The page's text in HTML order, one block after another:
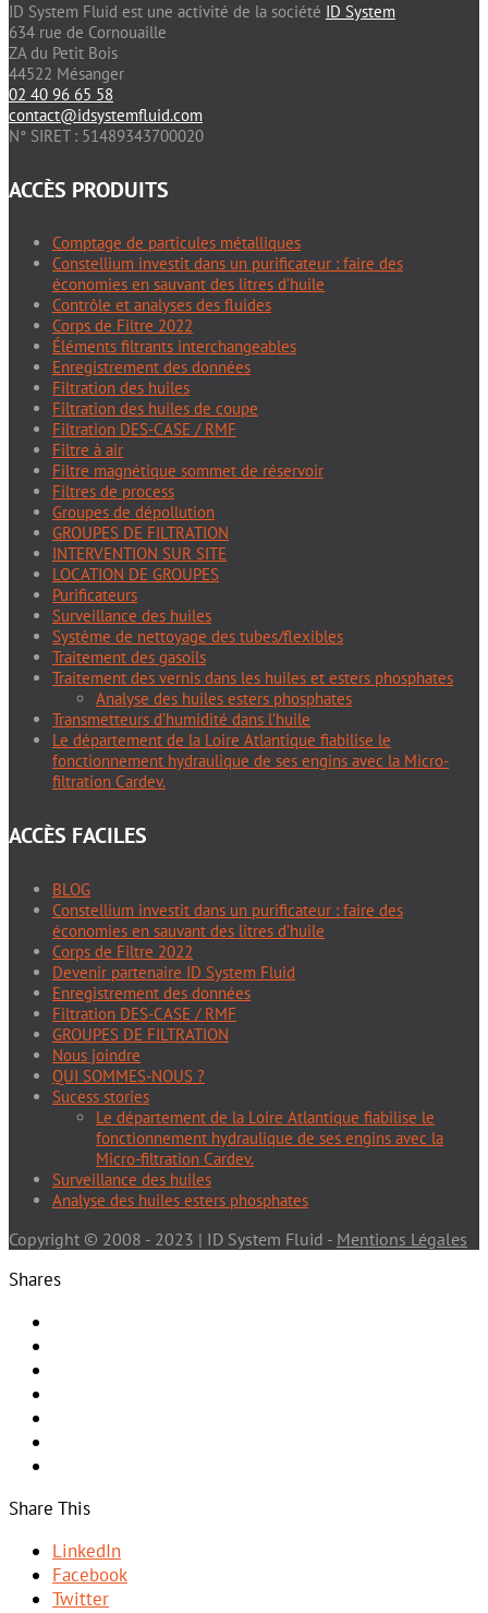
ID System Fluid est une activité de la société ID System
634 rue de Cornouaille
ZA du Petit Bois
44522 Mésanger
02 40 96 65 58
contact@idsystemfluid.com
N° SIRET : 51489343700020
ACCÈS PRODUITS
Comptage de particules métalliques
Constellium investit dans un purificateur : faire des
économies en sauvant des litres d’huile
Contrôle et analyses des fluides
Corps de Filtre 2022
Éléments filtrants interchangeables
Enregistrement des données
Filtration des huiles
Filtration des huiles de coupe
Filtration DES-CASE / RMF
Filtre à air
Filtre magnétique sommet de réservoir
Filtres de process
Groupes de dépollution
GROUPES DE FILTRATION
INTERVENTION SUR SITE
LOCATION DE GROUPES
Purificateurs
Surveillance des huiles
Système de nettoyage des tubes/flexibles
Traitement des gasoils
Traitement des vernis dans les huiles et esters phosphates
Analyse des huiles esters phosphates
Transmetteurs d’humidité dans l’huile
Le département de la Loire Atlantique fiabilise le
fonctionnement hydraulique de ses engins avec la Micro-
filtration Cardev.
ACCÈS FACILES
BLOG
Constellium investit dans un purificateur : faire des
économies en sauvant des litres d’huile
Corps de Filtre 2022
Devenir partenaire ID System Fluid
Enregistrement des données
Filtration DES-CASE / RMF
GROUPES DE FILTRATION
Nous joindre
QUI SOMMES-NOUS ?
Sucess stories
Le département de la Loire Atlantique fiabilise le
fonctionnement hydraulique de ses engins avec la
Micro-filtration Cardev.
Surveillance des huiles
Analyse des huiles esters phosphates
Copyright © 2008 - 2023 | ID System Fluid - Mentions Légales
Shares
Share This
LinkedIn
Facebook
Twitter